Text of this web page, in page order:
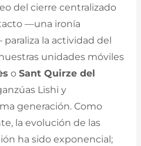
del cierre centralizado
—una ironía
la actividad del
unidades móviles
o Sant Quirze del
Lishi y
generación. Como
la evolución de las
ha sido exponencial;